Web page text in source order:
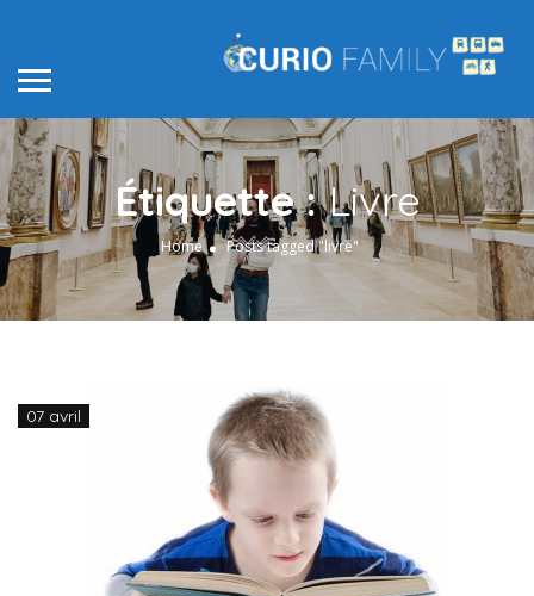
Étiquette :Livre
Home Posts tagged "livre"
07 avril